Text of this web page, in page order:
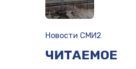
Новости СМИ2
ЧИТАЕМОЕ